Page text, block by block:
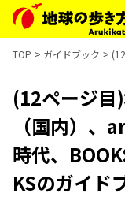
TOP ガイドブック
(12ページ目
（国内）、
時代、
KSのガイド